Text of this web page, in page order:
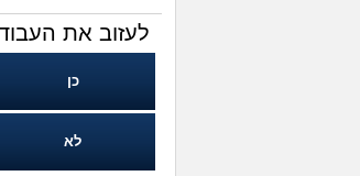
לעזוב את
כן
לא